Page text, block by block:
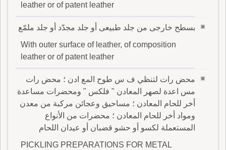
leather or of patent leather
بسطح خارجى من جلد طبيعى أو جلد مجدّد أو جلد ملمّع
With outer surface of leather, of composition
leather or of patent leather
محض رات لتنظي ف س طوح المع ادن ؛ محض رات
مس اعدة لصهر المعادن " فلكس " ومحضرات مساعدة
أخر للحام المعادن ؛ مساحيق وعجائن مركبة من معدن
ومواد أخر للحام المعادن ؛ محضرات من الأنواع
المستعملة لكسو أو حشو قضبان أو عيدان اللحام
PICKLING PREPARATIONS FOR METAL